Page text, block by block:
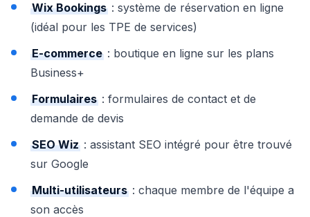
Wix Bookings : système de réservation en ligne
(idéal pour les TPE de services)
E-commerce : boutique en ligne sur les plans
Business+
Formulaires : formulaires de contact et de
demande de devis
SEO Wiz : assistant SEO intégré pour être trouvé
sur Google
Multi-utilisateurs : chaque membre de l'équipe a
son accès